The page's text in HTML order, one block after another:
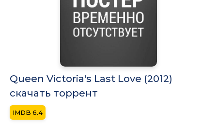
Queen Victoria's Last Love (2012)
скачать торрент
6.4